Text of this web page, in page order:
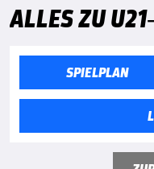
ALLES ZU
SPIELPLAN